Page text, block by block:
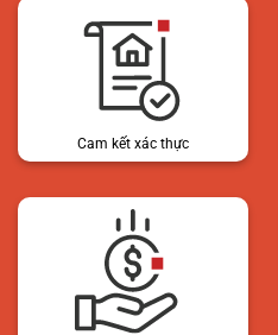
Cam kết xác thực